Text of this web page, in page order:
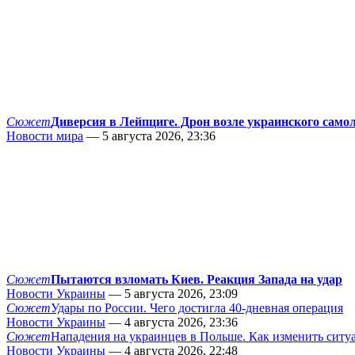
СюжетДиверсия в Лейпциге. Дрон возле украинского
Новости мира — 5 августа 2026, 23:36
СюжетПытаются взломать Киев. Реакция Запада на удар
Новости Украины — 5 августа 2026, 23:09
СюжетУдары по России. Чего достигла 40-дневная операция
Новости Украины — 4 августа 2026, 23:36
СюжетНападения на украинцев в Польше. Как изменить
Новости Украины — 4 августа 2026, 22:48